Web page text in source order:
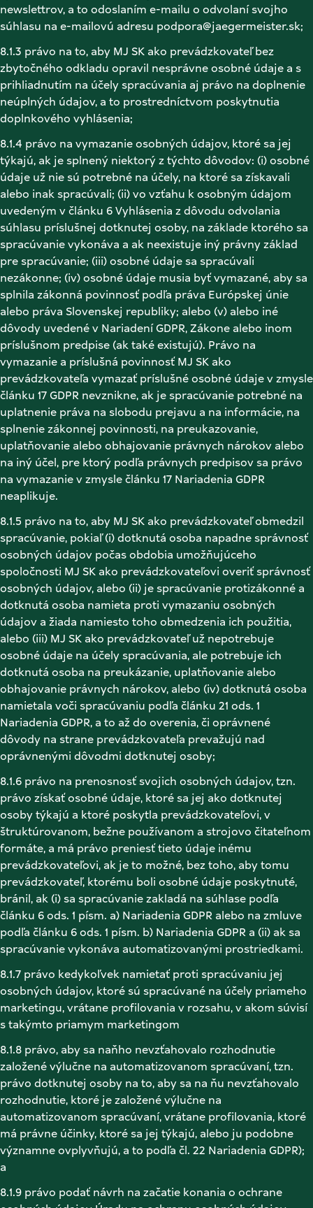
newslettrov, a to odoslaním e-mailu o odvolaní svojho
súhlasu na e-mailovú adresu podpora@jaegermeister.sk;
8.1.3 právo na to, aby MJ SK ako prevádzkovateľ bez
zbytočného odkladu opravil nesprávne osobné údaje a s
prihliadnutím na účely spracúvania aj právo na doplnenie
neúplných údajov, a to prostredníctvom poskytnutia
doplnkového vyhlásenia;
8.1.4 právo na vymazanie osobných údajov, ktoré sa jej
týkajú, ak je splnený niektorý z týchto dôvodov: (i) osobné
údaje už nie sú potrebné na účely, na ktoré sa získavali
alebo inak spracúvali; (ii) vo vzťahu k osobným údajom
uvedeným v článku 6 Vyhlásenia z dôvodu odvolania
súhlasu príslušnej dotknutej osoby, na základe ktorého sa
spracúvanie vykonáva a ak neexistuje iný právny základ
pre spracúvanie; (iii) osobné údaje sa spracúvali
nezákonne; (iv) osobné údaje musia byť vymazané, aby sa
splnila zákonná povinnosť podľa práva Európskej únie
alebo práva Slovenskej republiky; alebo (v) alebo iné
dôvody uvedené v Nariadení GDPR, Zákone alebo inom
príslušnom predpise (ak také existujú). Právo na
vymazanie a príslušná povinnosť MJ SK ako
prevádzkovateľa vymazať príslušné osobné údaje v zmysle
článku 17 GDPR nevznikne, ak je spracúvanie potrebné na
uplatnenie práva na slobodu prejavu a na informácie, na
splnenie zákonnej povinnosti, na preukazovanie,
uplatňovanie alebo obhajovanie právnych nárokov alebo
na iný účel, pre ktorý podľa právnych predpisov sa právo
na vymazanie v zmysle článku 17 Nariadenia GDPR
neaplikuje.
8.1.5 právo na to, aby MJ SK ako prevádzkovateľ obmedzil
spracúvanie, pokiaľ (i) dotknutá osoba napadne správnosť
osobných údajov počas obdobia umožňujúceho
spoločnosti MJ SK ako prevádzkovateľovi overiť správnosť
osobných údajov, alebo (ii) je spracúvanie protizákonné a
dotknutá osoba namieta proti vymazaniu osobných
údajov a žiada namiesto toho obmedzenia ich použitia,
alebo (iii) MJ SK ako prevádzkovateľ už nepotrebuje
osobné údaje na účely spracúvania, ale potrebuje ich
dotknutá osoba na preukázanie, uplatňovanie alebo
obhajovanie právnych nárokov, alebo (iv) dotknutá osoba
namietala voči spracúvaniu podľa článku 21 ods. 1
Nariadenia GDPR, a to až do overenia, či oprávnené
dôvody na strane prevádzkovateľa prevažujú nad
oprávnenými dôvodmi dotknutej osoby;
8.1.6 právo na prenosnosť svojich osobných údajov, tzn.
právo získať osobné údaje, ktoré sa jej ako dotknutej
osoby týkajú a ktoré poskytla prevádzkovateľovi, v
štruktúrovanom, bežne používanom a strojovo čitateľnom
formáte, a má právo preniesť tieto údaje inému
prevádzkovateľovi, ak je to možné, bez toho, aby tomu
prevádzkovateľ, ktorému boli osobné údaje poskytnuté,
bránil, ak (i) sa spracúvanie zakladá na súhlase podľa
článku 6 ods. 1 písm. a) Nariadenia GDPR alebo na zmluve
podľa článku 6 ods. 1 písm. b) Nariadenia GDPR a (ii) ak sa
spracúvanie vykonáva automatizovanými prostriedkami.
8.1.7 právo kedykoľvek namietať proti spracúvaniu jej
osobných údajov, ktoré sú spracúvané na účely priameho
marketingu, vrátane profilovania v rozsahu, v akom súvisí
s takýmto priamym marketingom
8.1.8 právo, aby sa naňho nevzťahovalo rozhodnutie
založené výlučne na automatizovanom spracúvaní, tzn.
právo dotknutej osoby na to, aby sa na ňu nevzťahovalo
rozhodnutie, ktoré je založené výlučne na
automatizovanom spracúvaní, vrátane profilovania, ktoré
má právne účinky, ktoré sa jej týkajú, alebo ju podobne
významne ovplyvňujú, a to podľa čl. 22 Nariadenia GDPR);
a
8.1.9 právo podať návrh na začatie konania o ochrane